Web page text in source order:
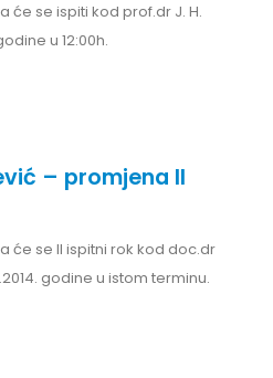
će se ispiti kod prof.dr J. H.
u 12:00h.
– promjena II
će se II ispitni rok kod doc.dr
godine u istom terminu.